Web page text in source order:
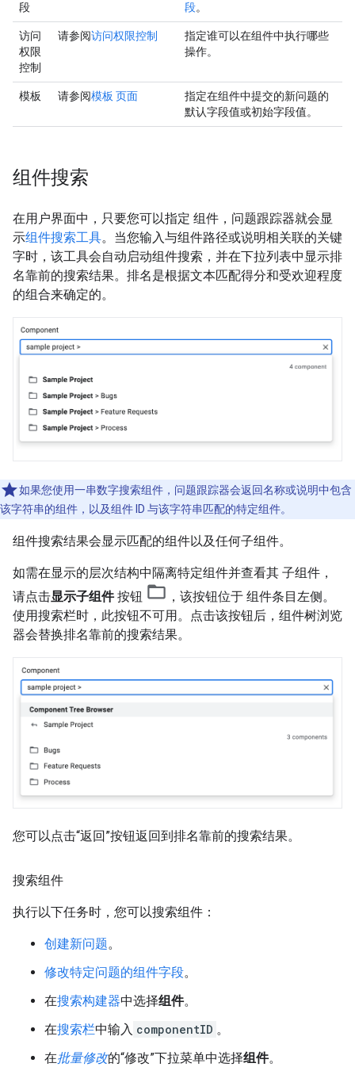
段
段。
访问
权限
控制
请参阅访问权限控制
指定谁可以在组件中执行哪些
操作。
模板 请参阅模板 页面
指定在组件中提交的新问题的
默认字段值或初始字段值。
组件搜索
在用户界面中，只要您可以指定 组件，问题跟踪器就会显
示组件搜索工具。当您输入与组件路径或说明相关联的关键
字时，该工具会自动启动组件搜索，并在下拉列表中显示排
名靠前的搜索结果。排名是根据文本匹配得分和受欢迎程度
的组合来确定的。
如果您使用一串数字搜索组件，问题跟踪器会返回名称或说明中包含
该字符串的组件，以及组件 ID 与该字符串匹配的特定组件。
组件搜索结果会显示匹配的组件以及任何子组件。
如需在显示的层次结构中隔离特定组件并查看其 子组件，
请点击显示子组件按钮
，该按钮位于 组件条目左侧。
使用搜索栏时，此按钮不可用。点击该按钮后，组件树浏览
器会替换排名靠前的搜索结果。
您可以点击“返回”按钮返回到排名靠前的搜索结果。
搜索组件
执行以下任务时，您可以搜索组件：
创建新问题。
修改特定问题的组件字段。
在搜索构建器中选择组件。
在搜索栏中输入 componentID 。
在批量修改的“修改”下拉菜单中选择组件。